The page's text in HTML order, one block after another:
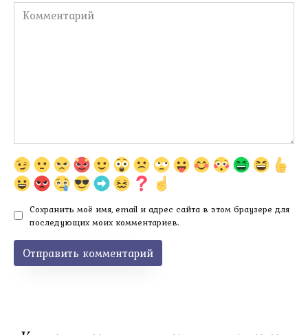
Комментарий
Сохранить моё имя, email и адрес сайта в этом браузере для
последующих моих комментариев.